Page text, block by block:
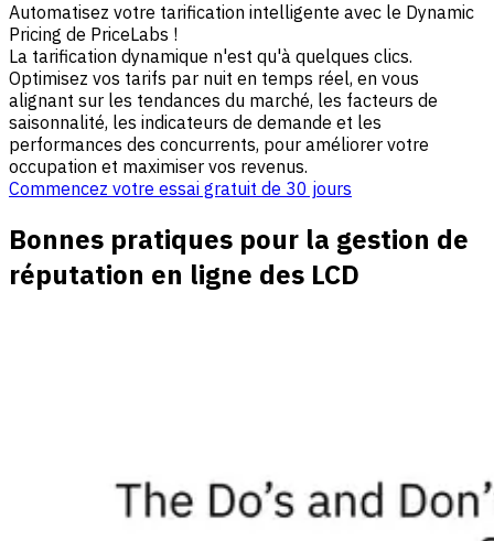
Automatisez votre tarification intelligente avec le Dynamic
Pricing de PriceLabs !
La tarification dynamique n'est qu'à quelques clics.
Optimisez vos tarifs par nuit en temps réel, en vous
alignant sur les tendances du marché, les facteurs de
saisonnalité, les indicateurs de demande et les
performances des concurrents, pour améliorer votre
occupation et maximiser vos revenus.
Commencez votre essai gratuit de 30 jours
Bonnes pratiques pour la gestion de
réputation en ligne des LCD